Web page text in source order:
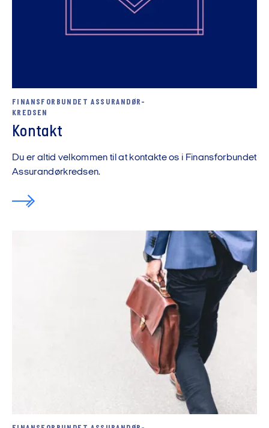
FINANSFORBUNDET ASSURANDØR-
KREDSEN
Kontakt
Du er altid velkommen til at kontakte os i Finansforbundet
Assurandørkredsen.